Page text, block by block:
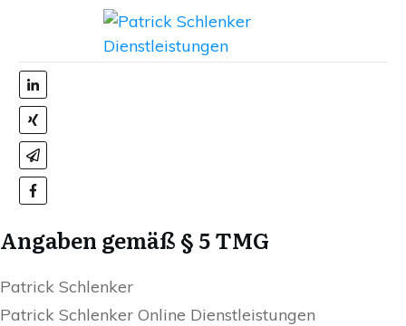
Angaben gemäß § 5 TMG
Patrick Schlenker
Patrick Schlenker Online Dienstleistungen